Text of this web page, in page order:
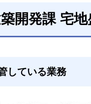
開発課 宅
している業務